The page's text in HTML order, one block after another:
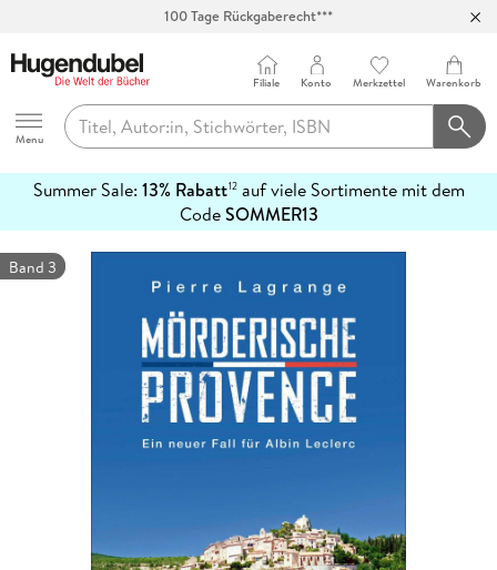
100 Tage Rückgaberecht***
Hugendubel
Menu
Filiale Konto Merkzettel Warenkorb
Summer Sale: 13% Rabatt12auf viele Sortimente mit dem
CodeSOMMER13
erfahren
Band 3